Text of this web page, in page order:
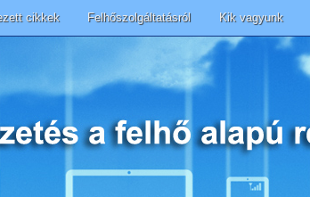
cikkek Felhőszolgáltatásról Kik vagyunk